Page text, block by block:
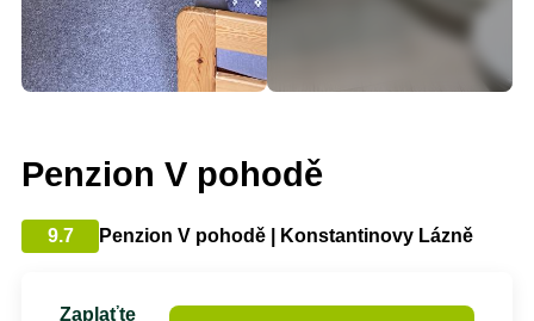
Penzion V pohodě
9.7 Penzion V pohodě | Konstantinovy Lázně
Zaplaťte